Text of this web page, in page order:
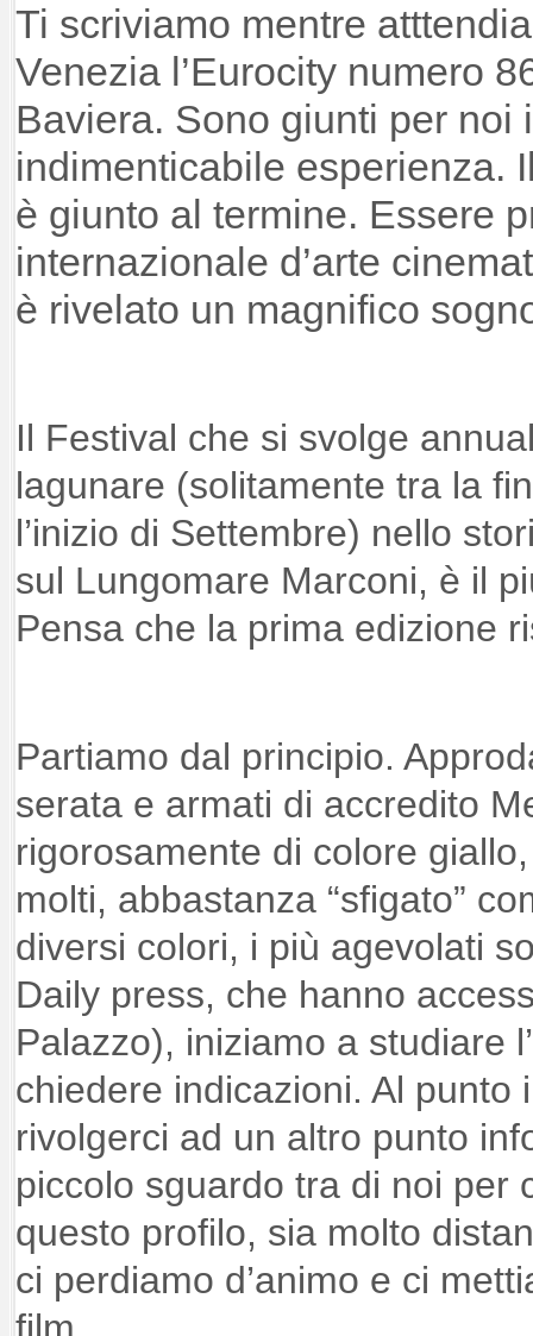
Ti scriviamo mentre
Venezia l’Eurocity numero
Baviera. Sono giunti per noi
indimenticabile esperienza.
è giunto al termine. Essere
internazionale d’arte
è rivelato un magnifico
Il Festival che si svolge
lagunare (solitamente tra la
l’inizio di Settembre) nello
sul Lungomare Marconi, è il
Pensa che la prima edizione
Partiamo dal principio.
serata e armati di accredito
rigorosamente di colore
molti, abbastanza “sfigato”
diversi colori, i più agevolati
Daily press, che hanno
Palazzo), iniziamo a studiare
chiedere indicazioni. Al punto
rivolgerci ad un altro punto
piccolo sguardo tra di noi per
questo profilo, sia molto
ci perdiamo d’animo e ci